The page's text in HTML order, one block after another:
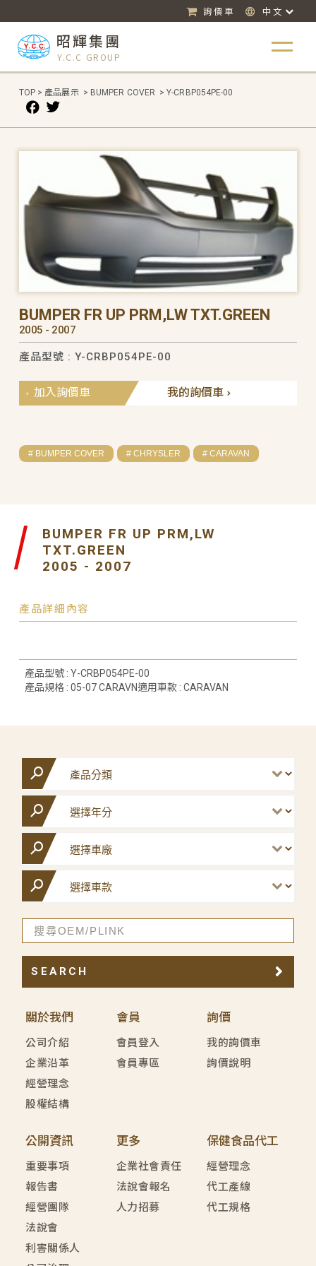
詢價車 中文
昭輝集團
Y.C.C GROUP
TOP > 產品展示 > BUMPER COVER > Y-CRBP054PE-00
BUMPER FR UP PRM,LW TXT.GREEN
2005 - 2007
產品型號 : Y-CRBP054PE-00
我的詢價車
加入詢價車
# BUMPER COVER # CHRYSLER # CARAVAN
BUMPER FR UP PRM,LW
TXT.GREEN
2005 - 2007
產品詳細內容
產品型號 : Y-CRBP054PE-00
產品規格 : 05-07 CARAVN適用車款 : CARAVAN
關於我們
公司介紹
企業沿革
經營理念
股權結構
會員
會員登入
會員專區
詢價
我的詢價車
詢價說明
公開資訊
重要事項
報告書
經營團隊
法說會
利害關係人
更多
企業社會責任
法說會報名
人力招募
保健食品代工
經營理念
代工產線
代工規格
SEARCH